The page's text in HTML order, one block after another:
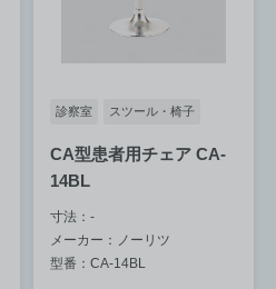
診察室 スツール・椅子
CA型患者用チェア CA-
14BL
寸法：-
メーカー：ノーリツ
型番：CA-14BL